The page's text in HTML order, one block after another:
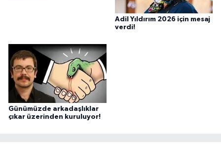
Adil Yıldırım 2026 için mesaj
verdi!
Günümüzde arkadaşlıklar
çıkar üzerinden kuruluyor!